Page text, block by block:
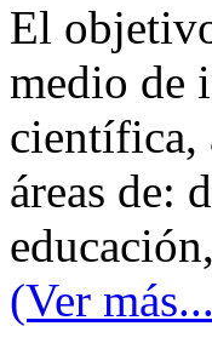
El
medio de
científica,
áreas de:
(Ver